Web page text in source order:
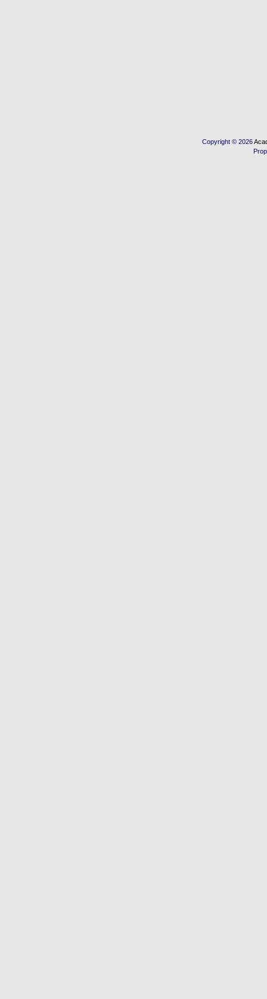
Copyright © 2026